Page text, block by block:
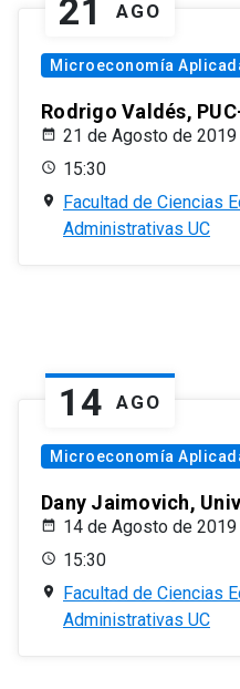
21 AGO
Microeconomía
Rodrigo Valdés,
21 de Agosto de 2019
15:30
Facultad de Ciencias
Administrativas UC
14 AGO
Microeconomía
Dany Jaimovich,
14 de Agosto de 2019
15:30
Facultad de Ciencias
Administrativas UC